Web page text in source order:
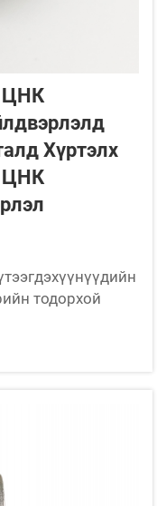
ЦНК
Хүртэлх
ЦНК
тодорхой
болой.